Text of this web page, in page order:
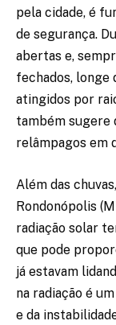
pela cidade, é
de segurança.
abertas e,
fechados, longe
atingidos por
também sugere
relâmpagos em
Além das
Rondonópolis
radiação solar
que pode
já estavam
na radiação é
e da